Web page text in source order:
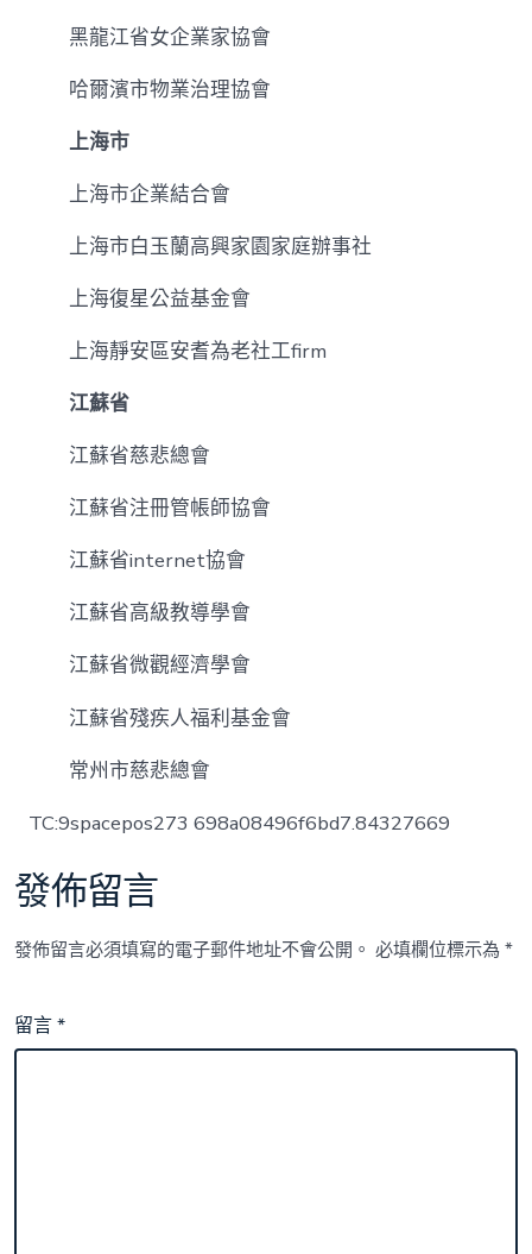
黑龍江省女企業家協會
哈爾濱市物業治理協會
上海市
上海市企業結合會
上海市白玉蘭高興家園家庭辦事社
上海復星公益基金會
上海靜安區安耆為老社工firm
江蘇省
江蘇省慈悲總會
江蘇省注冊管帳師協會
江蘇省internet協會
江蘇省高級教導學會
江蘇省微觀經濟學會
江蘇省殘疾人福利基金會
常州市慈悲總會
TC:9spacepos273 698a08496f6bd7.84327669
發佈留言
發佈留言必須填寫的電子郵件地址不會公開。 必填欄位標示為*
留言*